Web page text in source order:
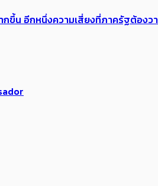
ขึ้น อีกหนึ่งความเสี่ยงที่ภาครัฐต้อง